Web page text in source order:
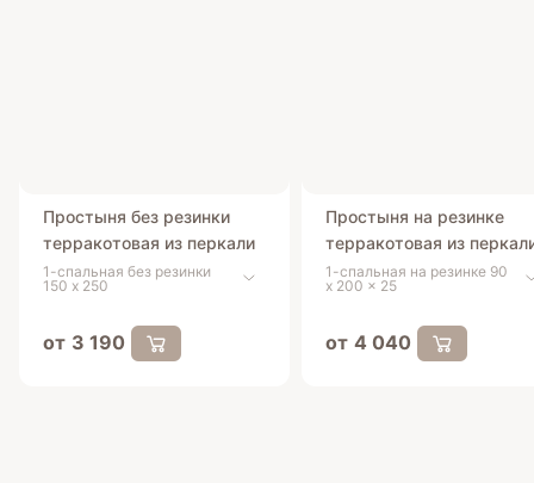
Простыня без резинки
терракотовая из перкали
1-спальная без резинки
150 х 250
от 3 190
Простыня на резинке
терракотовая из
1-спальная на резинке 90
x 200 x 25
от 4 040